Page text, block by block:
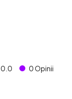
0.0 0 Opinii